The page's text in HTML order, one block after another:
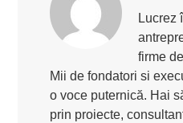
Lucrez
firme
Mii de fondatori si
o voce puternică. Hai
prin proiecte,